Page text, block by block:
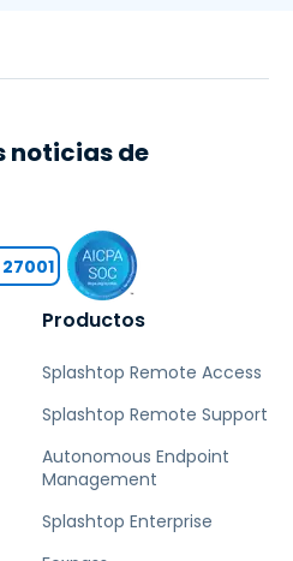
Productos
Splashtop Remote Access
Splashtop Remote Support
Autonomous Endpoint
Management
Splashtop Enterprise
noticias de